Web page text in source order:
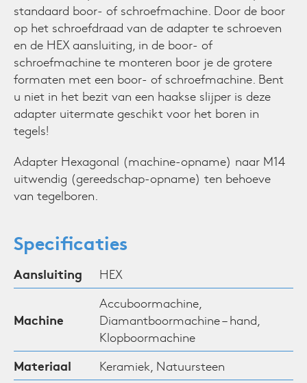
standaard boor- of schroefmachine. Door de boor
op het schroefdraad van de adapter te schroeven
en de HEX aansluiting, in de boor- of
schroefmachine te monteren boor je de grotere
formaten met een boor- of schroefmachine. Bent
u niet in het bezit van een haakse slijper is deze
adapter uitermate geschikt voor het boren in
tegels!
Adapter Hexagonal (machine-opname) naar M14
uitwendig (gereedschap-opname) ten behoeve
van tegelboren.
Specificaties
Aansluiting HEX
Machine
Accuboormachine,
Diamantboormachine – hand,
Klopboormachine
Materiaal Keramiek, Natuursteen